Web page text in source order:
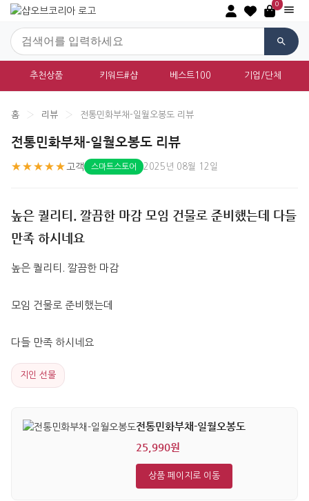
0
추천상품 키워드#샵 베스트100 기업/단체
홈 › 리뷰 › 전통민화부채-일월오봉도 리뷰
전통민화부채-일월오봉도 리뷰
★★★★★ 고객 스마트스토어 2025년 08월 12일
높은 퀄리티. 깔끔한 마감 모임 건물로 준비했는데 다들
만족 하시네요
높은 퀄리티. 깔끔한 마감
모임 건물로 준비했는데
다들 만족 하시네요
지인 선물
전통민화부채-일월오봉도
25,990원
상품 페이지로 이동